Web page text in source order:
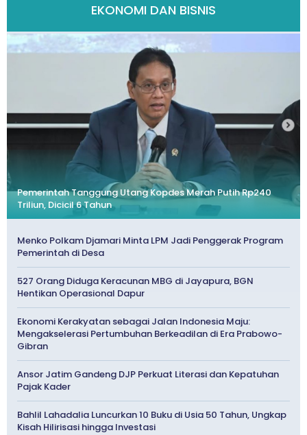
EKONOMI DAN BISNIS
Pemerintah Tanggung Utang Kopdes Merah Putih Rp240
Triliun, Dicicil 6 Tahun
Menko Polkam Djamari Minta LPM Jadi Penggerak Program
Pemerintah di Desa
527 Orang Diduga Keracunan MBG di Jayapura, BGN
Hentikan Operasional Dapur
Ekonomi Kerakyatan sebagai Jalan Indonesia Maju:
Mengakselerasi Pertumbuhan Berkeadilan di Era Prabowo-
Gibran
Ansor Jatim Gandeng DJP Perkuat Literasi dan Kepatuhan
Pajak Kader
Bahlil Lahadalia Luncurkan 10 Buku di Usia 50 Tahun, Ungkap
Kisah Hilirisasi hingga Investasi